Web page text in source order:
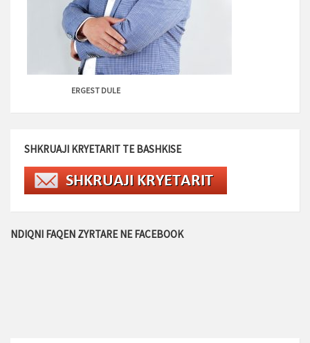
ERGEST DULE
SHKRUAJI KRYETARIT TE BASHKISE
NDIQNI FAQEN ZYRTARE NE FACEBOOK